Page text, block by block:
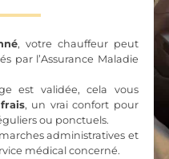
, votre chauffeur peut
par l’Assurance Maladie
est validée, cela vous
, un vrai confort pour
ou ponctuels.
administratives et
médical concerné.